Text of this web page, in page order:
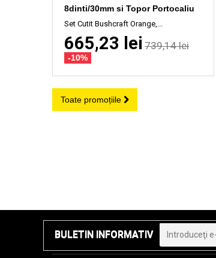
8dinti/30mm si Topor Portocaliu
Set Cutit Bushcraft Orange,...
665,23 lei 739,14 lei
-10%
Toate promoțiile
BULETIN INFORMATIV